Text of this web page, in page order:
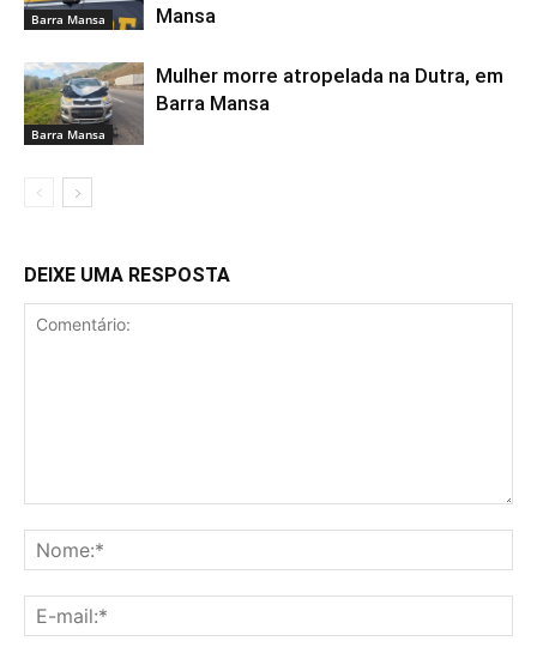
Barra Mansa Mansa
Barra Mansa
Mulher morre atropelada na Dutra, em
Barra Mansa
DEIXE UMA RESPOSTA